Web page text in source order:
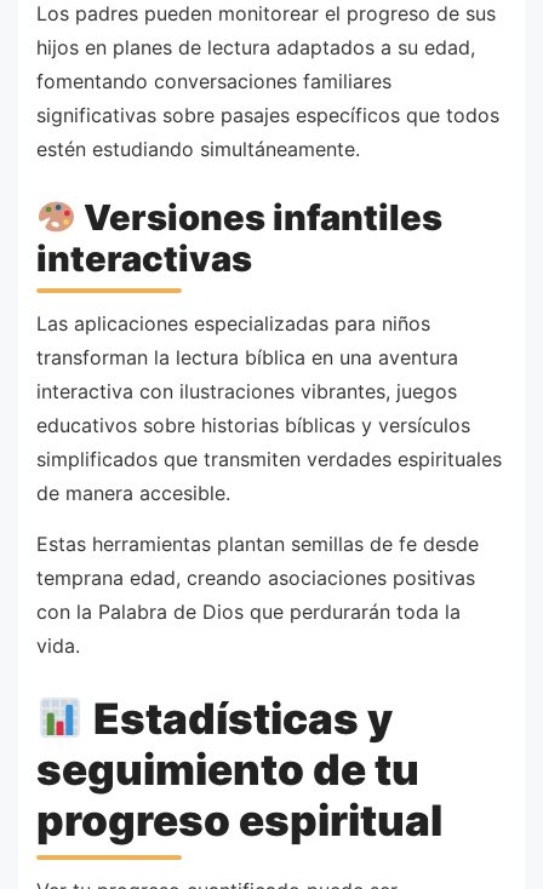
Los padres pueden monitorear el progreso de sus
hijos en planes de lectura adaptados a su edad,
fomentando conversaciones familiares
significativas sobre pasajes específicos que todos
estén estudiando simultáneamente.
Versiones infantiles
interactivas
Las aplicaciones especializadas para niños
transforman la lectura bíblica en una aventura
interactiva con ilustraciones vibrantes, juegos
educativos sobre historias bíblicas y versículos
simplificados que transmiten verdades espirituales
de manera accesible.
Estas herramientas plantan semillas de fe desde
temprana edad, creando asociaciones positivas
con la Palabra de Dios que perdurarán toda la
vida.
Estadísticas y
seguimiento de tu
progreso espiritual